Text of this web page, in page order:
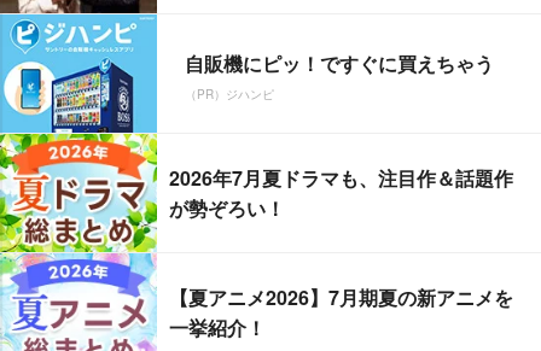
自販機にピッ！ですぐに買えちゃう
（PR）ジハンピ
2026年7月夏ドラマも、注目作＆話題作
が勢ぞろい！
【夏アニメ2026】7月期夏の新アニメを
一挙紹介！